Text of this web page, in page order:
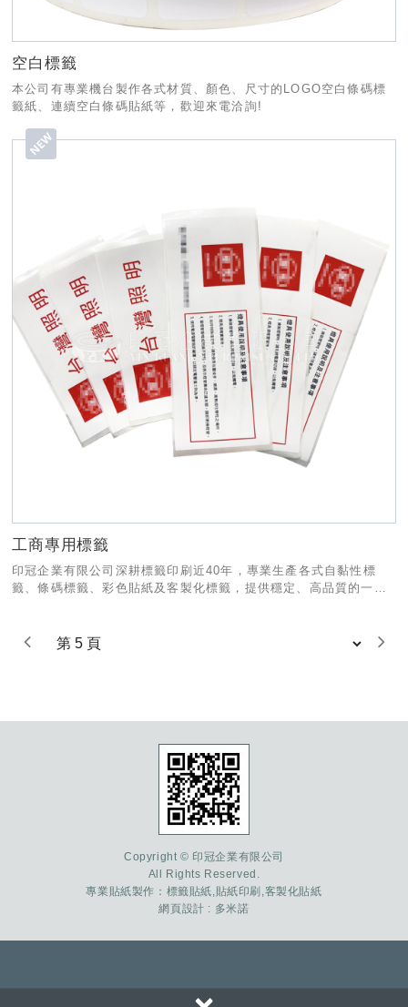
空白標籤
本公司有專業機台製作各式材質、顏色、尺寸的LOGO空白條碼標
籤紙、連續空白條碼貼紙等，歡迎來電洽詢!
工商專用標籤
印冠企業有限公司深耕標籤印刷近40年，專業生產各式自黏性標
籤、條碼標籤、彩色貼紙及客製化標籤，提供穩定、高品質的一站
Copyright © 印冠企業有限公司
All Rights Reserved.
專業貼紙製作： 標籤貼紙, 貼紙印刷 ,客製化貼紙
網頁設計 : 多米諾